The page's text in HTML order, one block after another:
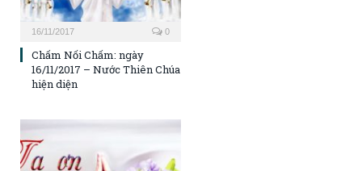
16/11/2017 0
Chấm Nối Chấm: ngày
16/11/2017 – Nước Thiên Chúa
hiện diện